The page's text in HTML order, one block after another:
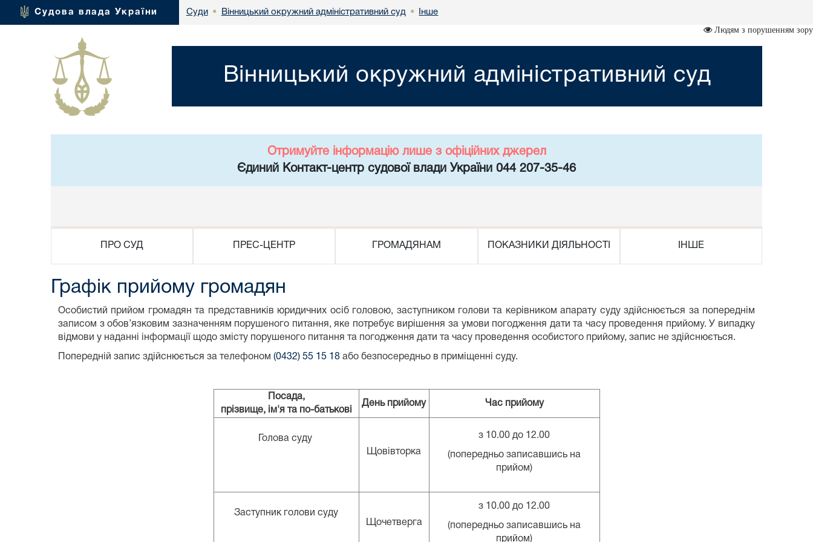
Судова влада України Суди • Вінницький окружний адміністративний суд • Інше
Людям з порушенням зору
Вінницький окружний адміністративний суд
Отримуйте інформацію лише з офіційних джерел
Єдиний Контакт-центр судової влади України 044 207-35-46
ПРО СУД ПРЕС-ЦЕНТР ГРОМАДЯНАМ ПОКАЗНИКИ ДІЯЛЬНОСТІ ІНШЕ
Графік прийому громадян
Особистий прийом громадян та представників юридичних осіб головою, заступником голови та керівником апарату суду здійснюється за попереднім
записом з обов’язковим зазначенням порушеного питання, яке потребує вирішення за умови погодження дати та часу проведення прийому. У випадку
відмови у наданні інформації щодо змісту порушеного питання та погодження дати та часу проведення особистого прийому, запис не здійснюється.
Попередній запис здійснюється за телефоном (0432) 55 15 18 або безпосередньо в приміщенні суду.
Посада,
прізвище, ім'я та по-батькові
День прийому Час прийому
Голова суду
Щовівторка
з 10.00 до 12.00
(попередньо записавшись на
прийом)
Заступник голови суду
Щочетверга
з 10.00 до 12.00
(попередньо записавшись на
прийом)